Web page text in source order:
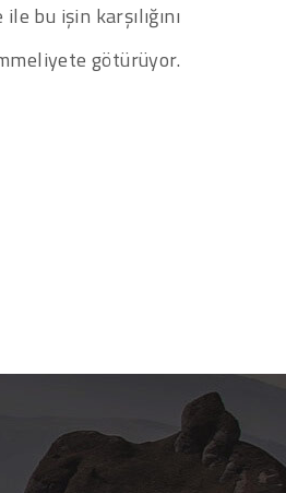
bu işin karşılığını
götürüyor.